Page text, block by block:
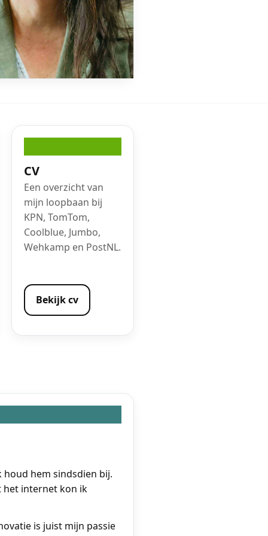
CV
Een overzicht van
mijn loopbaan bij
KPN, TomTom,
Coolblue, Jumbo,
Wehkamp en PostNL.
Bekijk cv
hem sindsdien bij.
het internet kon ik
is juist mijn passie